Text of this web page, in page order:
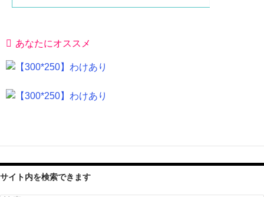
あなたにオススメ
サイト内を検索できます